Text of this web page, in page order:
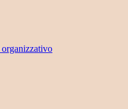
organizzativo